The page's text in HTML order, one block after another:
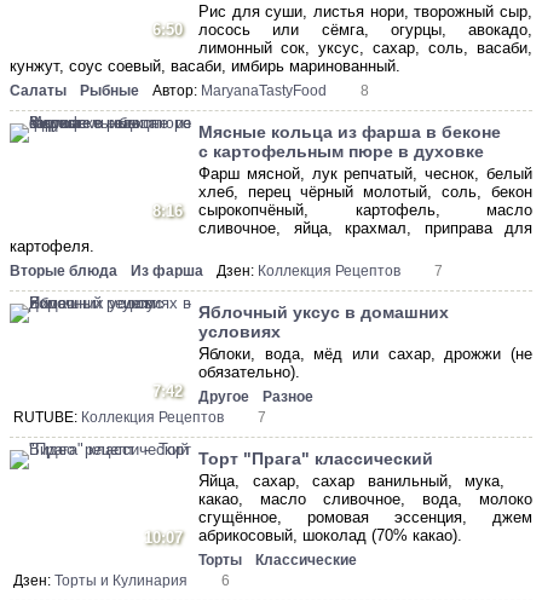
6:50
Рис для суши, листья нори, творожный сыр,
лосось или сёмга, огурцы, авокадо,
лимонный сок, уксус, сахар, соль, васаби,
кунжут, соус соевый, васаби, имбирь маринованный.
Салаты Рыбные Автор: MaryanaTastyFood 8
8:16
Мясные кольца из фарша в беконе
с картофельным пюре в духовке
Фарш мясной, лук репчатый, чеснок, белый
хлеб, перец чёрный молотый, соль, бекон
сырокопчёный, картофель, масло
сливочное, яйца, крахмал, приправа для
картофеля.
Вторые блюда Из фарша Дзен: Коллекция Рецептов 7
7:42
Яблочный уксус в домашних
условиях
Яблоки, вода, мёд или сахар, дрожжи (не
обязательно).
Другое
Разное
RUTUBE: Коллекция Рецептов 7
10:07
Торт "Прага" классический
Яйца, сахар, сахар ванильный, мука,
какао, масло сливочное, вода, молоко
сгущённое, ромовая эссенция, джем
абрикосовый, шоколад (70% какао).
Торты
Классические
Дзен: Торты и Кулинария 6